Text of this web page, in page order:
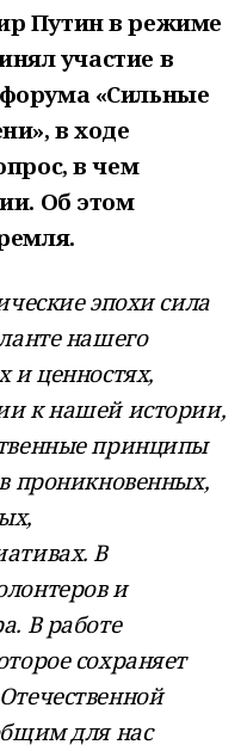
Путин в режиме
участие в
«Сильные
в ходе
в чем
Об этом
эпохи сила
нашего
и ценностях,
к нашей истории,
принципы
проникновенных,
В
и
В работе
сохраняет
для нас